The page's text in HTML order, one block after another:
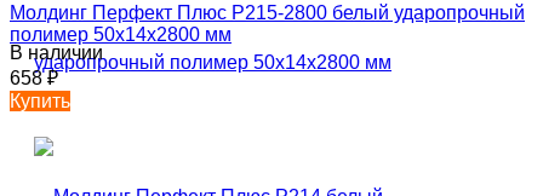
Молдинг Перфект Плюс P215-2800 белый ударопрочный
полимер 50х14х2800 мм
В наличии
658₽
Купить